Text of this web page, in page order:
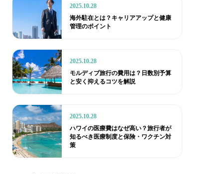
2025.10.28
海外駐在とは？キャリアアップと健康
管理のポイント
2025.10.28
モルディブ旅行の費用は？日数別予算
と安く抑えるコツを解説
2025.10.28
ハワイの医療費はなぜ高い？旅行者が
知るべき医療制度と保険・ワクチン対
策